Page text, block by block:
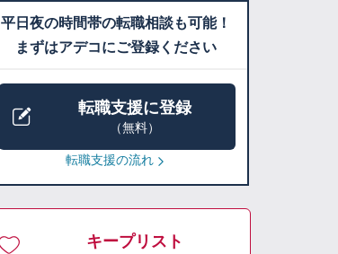
平日夜の時間帯の転職相談も可能！
まずはアデコにご登録ください
転職支援に登録
（無料）
転職支援の流れ
キープリスト